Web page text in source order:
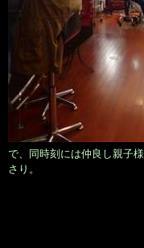
で、同時刻には仲良し親子様
さり。